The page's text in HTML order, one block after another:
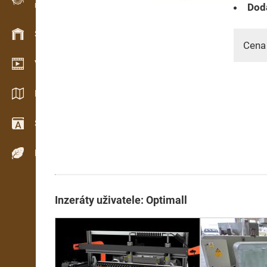
Evidence dřeva v terénu
Skladové hospodářství
Video showroom
Katalogy / Brožury
Slovník
Dřeviny
Inzeráty uživatele: Optimall